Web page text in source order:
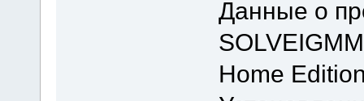
Данные о
Home